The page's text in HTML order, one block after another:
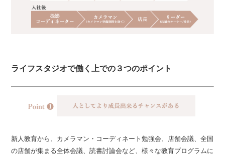
ライフスタジオで働く上での３つのポイント
新人教育から、カメラマン・コーディネート勉強会、店舗会議、全国
の店舗が集まる全体会議、読書討論会など、様々な教育プログラムに